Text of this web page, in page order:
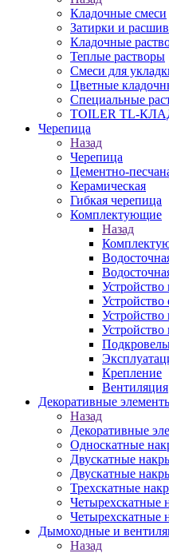
Кладочные смеси
Затирки и
Кладочные
Теплые растворы
Смеси для
Цветные
Специальные
TOILER TL-
Черепица
Назад
Черепица
Цементно-
Керамическая
Гибкая черепица
Комплектующие
Назад
Устройство
Устройство
Крепление
Вентиляция
Декоративные
Назад
Декоративные
Односкатные
Двускатные
Двускатные
Трехскатные
Четырехскатные
Четырехскатные
Дымоходные и
Назад